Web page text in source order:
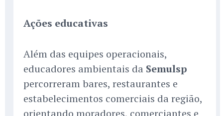
Ações educativas
Além das equipes operacionais,
educadores ambientais da Semulsp
percorreram bares, restaurantes e
estabelecimentos comerciais da região,